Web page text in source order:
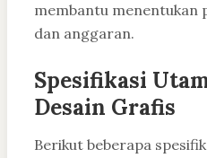
membantu menentukan
dan anggaran.
Spesifikasi
Desain Grafis
Berikut beberapa